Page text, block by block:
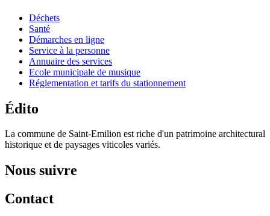
Déchets
Santé
Démarches en ligne
Service à la personne
Annuaire des services
Ecole municipale de musique
Réglementation et tarifs du stationnement
Édito
La commune de Saint-Emilion est riche d'un patrimoine architectural
historique et de paysages viticoles variés.
Nous suivre
Contact